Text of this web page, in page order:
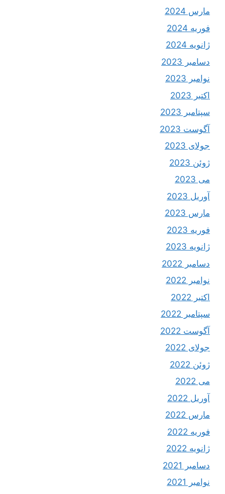
مارس 2024
فوریه 2024
ژانویه 2024
دسامبر 2023
نوامبر 2023
اکتبر 2023
سپتامبر 2023
آگوست 2023
جولای 2023
ژوئن 2023
می 2023
آوریل 2023
مارس 2023
فوریه 2023
ژانویه 2023
دسامبر 2022
نوامبر 2022
اکتبر 2022
سپتامبر 2022
آگوست 2022
جولای 2022
ژوئن 2022
می 2022
آوریل 2022
مارس 2022
فوریه 2022
ژانویه 2022
دسامبر 2021
نوامبر 2021